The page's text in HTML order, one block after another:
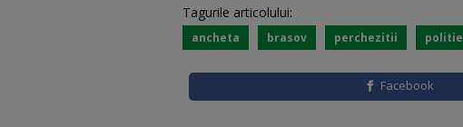
Tagurile articolului:
ancheta brasov perchezitii politie
Facebook